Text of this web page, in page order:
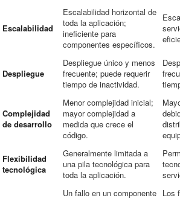
Escalabilidad
Escalabilidad horizontal de
toda la aplicación;
ineficiente para
componentes específicos.
Despliegue
Despliegue único y menos
frecuente; puede requerir
tiempo de inactividad.
Complejidad
de desarrollo
Menor complejidad inicial;
mayor complejidad a
medida que crece el
código.
Flexibilidad
tecnológica
Generalmente limitada a
una pila tecnológica para
toda la aplicación.
Un fallo en un componente Los